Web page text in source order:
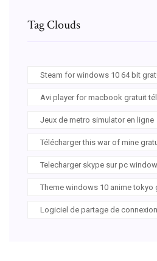
Tag Clouds
Steam for windows 10 64 bit
Avi player for macbook gratuit
Jeux de metro simulator en ligne
Télécharger this war of mine
Telecharger skype sur pc
Theme windows 10 anime tokyo
Logiciel de partage de